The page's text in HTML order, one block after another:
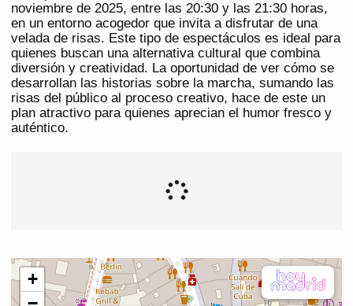
noviembre de 2025, entre las 20:30 y las 21:30 horas,
en un entorno acogedor que invita a disfrutar de una
velada de risas. Este tipo de espectáculos es ideal para
quienes buscan una alternativa cultural que combina
diversión y creatividad. La oportunidad de ver cómo se
desarrollan las historias sobre la marcha, sumando las
risas del público al proceso creativo, hace de este un
plan atractivo para quienes aprecian el humor fresco y
auténtico.